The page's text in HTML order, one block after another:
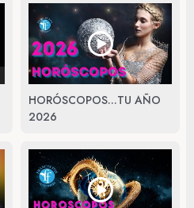
HORÓSCOPOS...TU AÑO
2026